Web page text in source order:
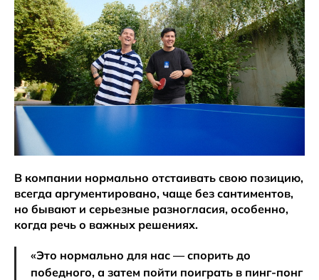
В компании нормально отстаивать свою позицию,
всегда аргументировано, чаще без сантиментов,
но бывают и серьезные разногласия, особенно,
когда речь о важных решениях.
«Это нормально для нас — спорить до
победного, а затем пойти поиграть в пинг-понг